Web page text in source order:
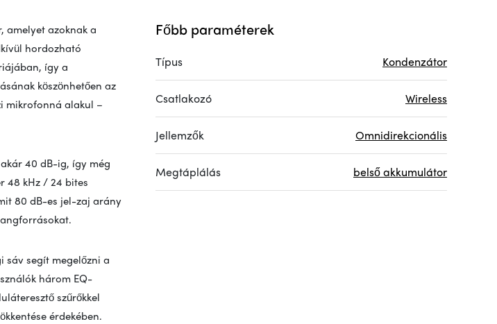
amelyet azoknak a
hordozható
így a
köszönhetően az
mikrofonná alakul –
40 dB-ig, így még
48 kHz / 24 bites
80 dB-es jel-zaj arány
sáv segít megelőzni a
három EQ-
szűrőkkel
érdekében.
Főbb paraméterek
Típus Kondenzátor
Csatlakozó Wireless
Jellemzők Omnidirekcionális
Megtáplálás belső akkumulátor